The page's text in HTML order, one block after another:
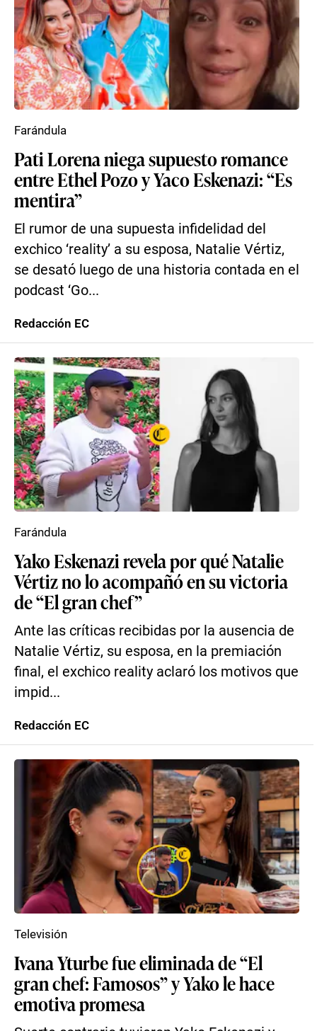
Pati Lorena niega supuesto romance
entre Ethel Pozo y Yaco Eskenazi: “Es
mentira”
El rumor de una supuesta infidelidad del
exchico ‘reality’ a su esposa, Natalie Vértiz,
se desató luego de una historia contada en el
podcast ‘Go...
Farándula
Redacción EC
Yako Eskenazi revela por qué Natalie
Vértiz no lo acompañó en su victoria
de “El gran chef”
Ante las críticas recibidas por la ausencia de
Natalie Vértiz, su esposa, en la premiación
final, el exchico reality aclaró los motivos que
impid...
Farándula
Redacción EC
Ivana Yturbe fue eliminada de “El
gran chef: Famosos” y Yako le hace
emotiva promesa
Televisión